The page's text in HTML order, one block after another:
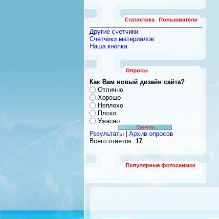
Статистика Пользователи
Другие счетчики
Счетчики материалов
Наша кнопка
Опросы
Как Вам новый дизайн сайта?
Отлично
Хорошо
Неплохо
Плохо
Ужасно
Результаты
Архив опросов
Всего ответов: 17
Популярные фотоснимки